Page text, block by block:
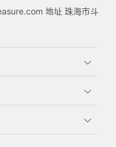
地址 珠海市斗